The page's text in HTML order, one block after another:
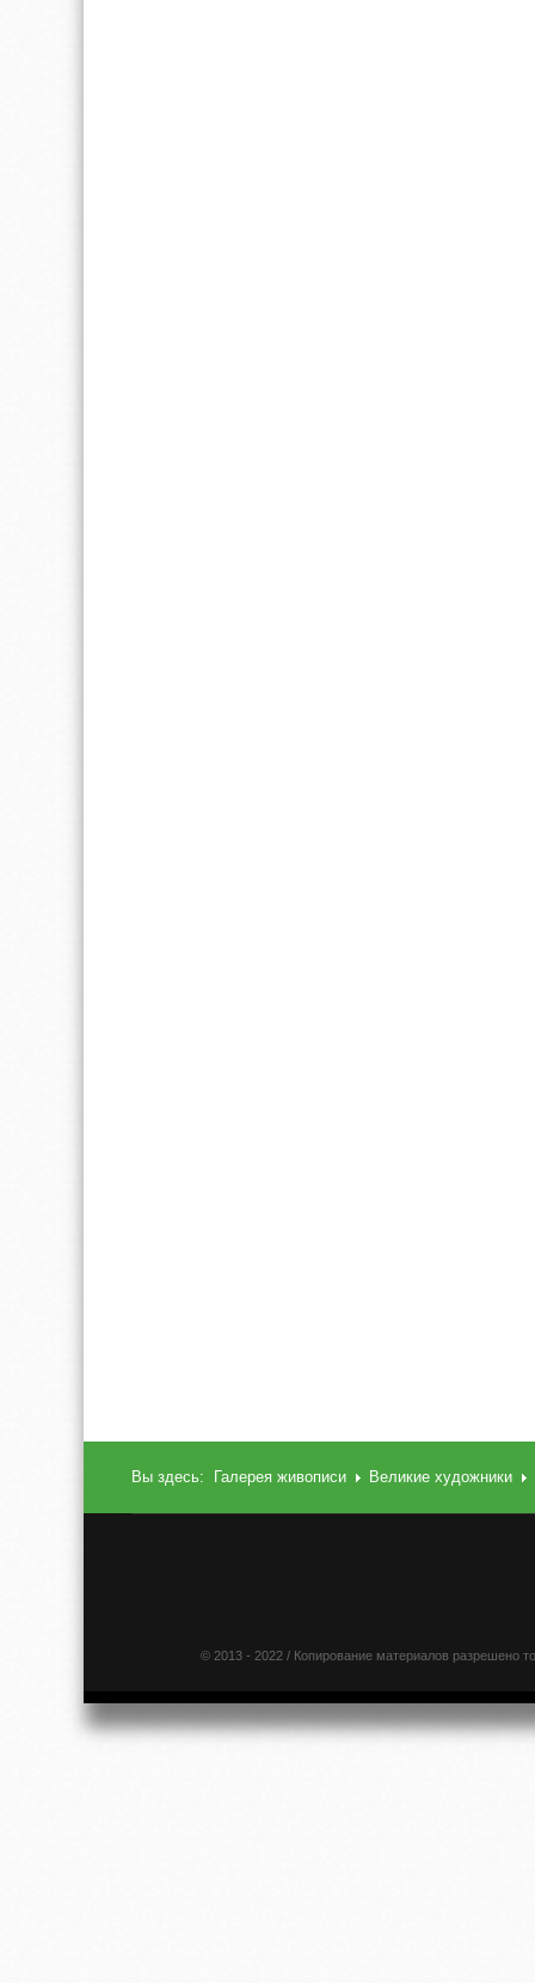
Вы здесь: Галерея живописи Великие художники
© 2013 - 2022 / Копирование материалов разрешено